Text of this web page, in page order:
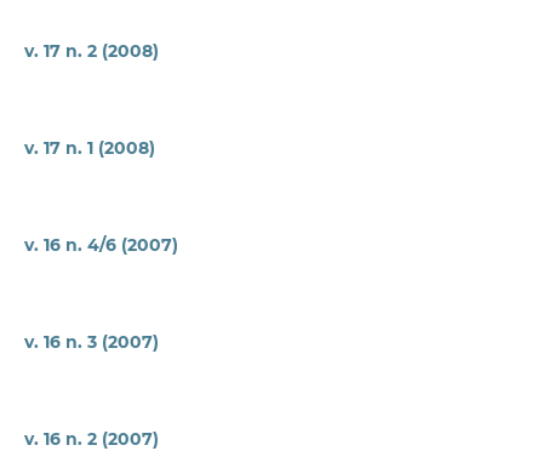
v. 17 n. 2 (2008)
v. 17 n. 1 (2008)
v. 16 n. 4/6 (2007)
v. 16 n. 3 (2007)
v. 16 n. 2 (2007)